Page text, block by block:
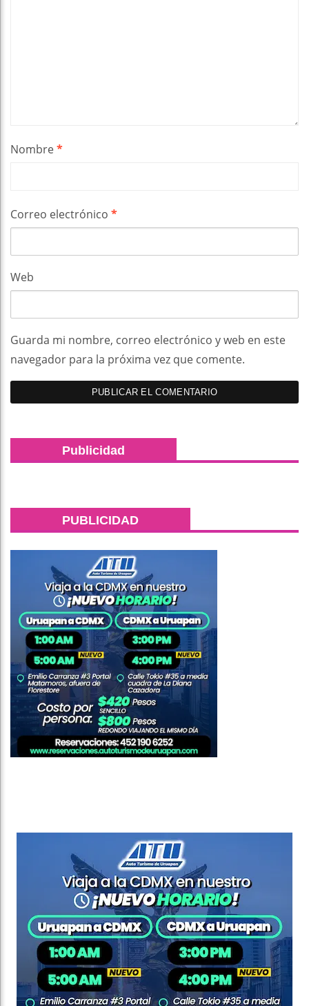
Nombre*
Correo electrónico *
Web
Guarda mi nombre, correo electrónico y web en este
navegador para la próxima vez que comente.
Publicidad
PUBLICIDAD